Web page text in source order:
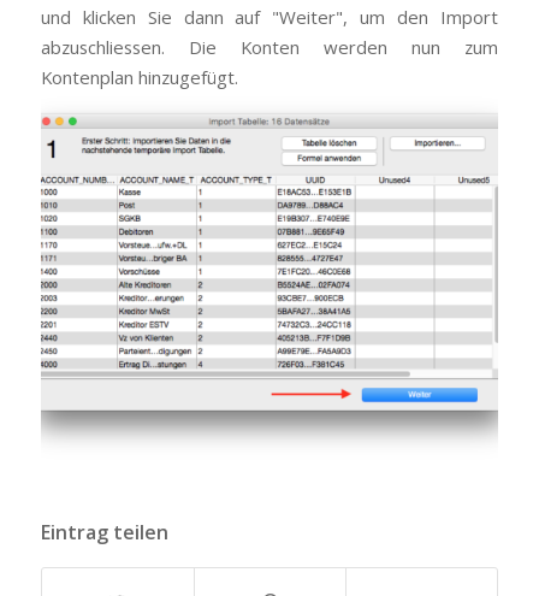
und klicken Sie dann auf "Weiter", um den Import
abzuschliessen. Die Konten werden nun zum
Kontenplan hinzugefügt.
Eintrag teilen